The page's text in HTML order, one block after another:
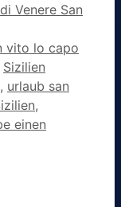
Venere San
vito lo capo
Sizilien
, urlaub san
,
einen